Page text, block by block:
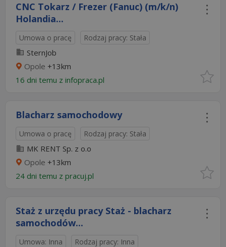
CNC Tokarz / Frezer (Fanuc) (m/k/n)
Holandia...
Umowa o pracę Rodzaj pracy: Stała
SternJob
Opole +13km
16 dni temu z infopraca.pl
Blacharz samochodowy
Umowa o pracę Rodzaj pracy: Stała
MK RENT Sp. z o.o
Opole +13km
24 dni temu z pracuj.pl
Staż z urzędu pracy Staż - blacharz
samochodów...
Umowa: Inna Rodzaj pracy: Inna